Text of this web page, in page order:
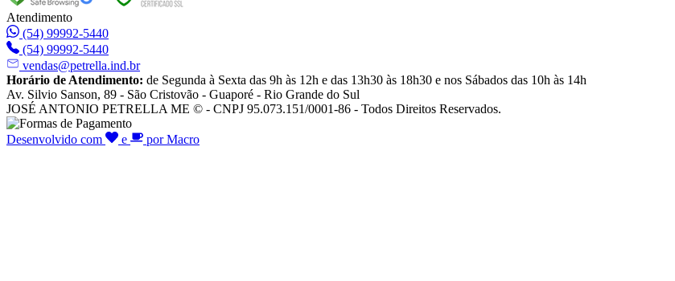
Atendimento
(54) 99992-5440
(54) 99992-5440
vendas@petrella.ind.br
Horário de Atendimento: de Segunda à Sexta das 9h às 12h e das 13h30 às 18h30 e nos Sábados das 10h às 14h
Av. Silvio Sanson, 89 - São Cristovão - Guaporé - Rio Grande do Sul
JOSÉ ANTONIO PETRELLA ME © - CNPJ 95.073.151/0001-86 - Todos Direitos Reservados.
Desenvolvido com e por Macro